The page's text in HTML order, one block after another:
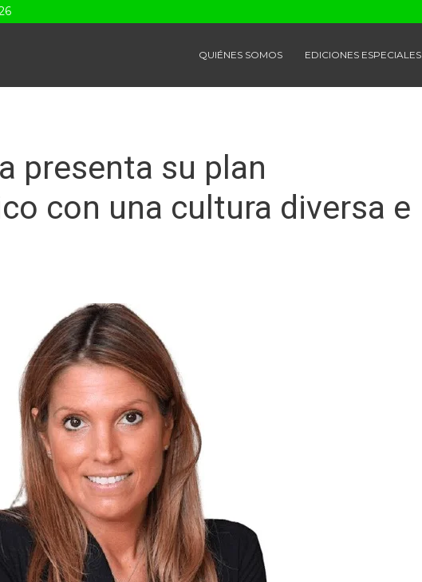
QUIÉNES SOMOS EDICIONES ESPECIALES
presenta su plan
con una cultura diversa e